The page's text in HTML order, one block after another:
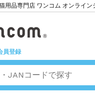
用品専門店 ワンコム オンライン
員登録